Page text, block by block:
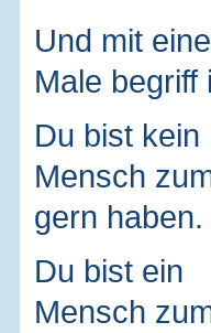
Und mit
Male begriff
Du bist kein
Mensch
gern haben.
Du bist ein
Mensch